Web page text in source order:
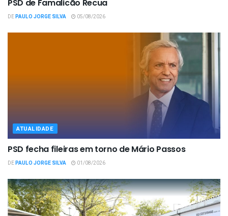
PSD de Famalicão Recua
DEPAULO JORGE SILVA 05/08/2026
ATUALIDADE
PSD fecha fileiras em torno de Mário Passos
DEPAULO JORGE SILVA 01/08/2026